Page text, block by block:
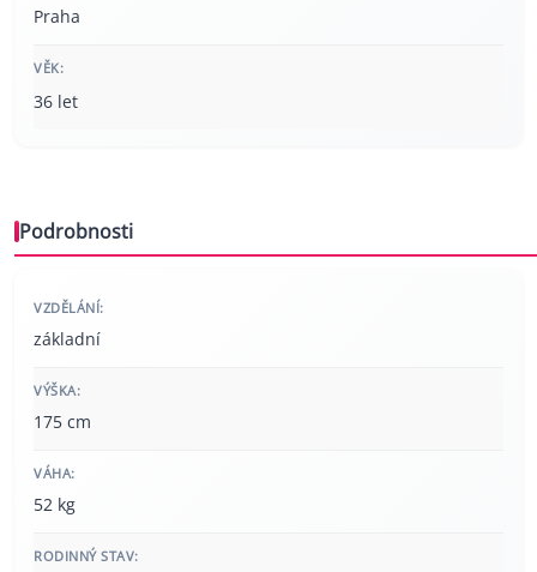
Praha
VĚK:
36 let
Podrobnosti
VZDĚLÁNÍ:
základní
VÝŠKA:
175 cm
VÁHA:
52 kg
RODINNÝ STAV: